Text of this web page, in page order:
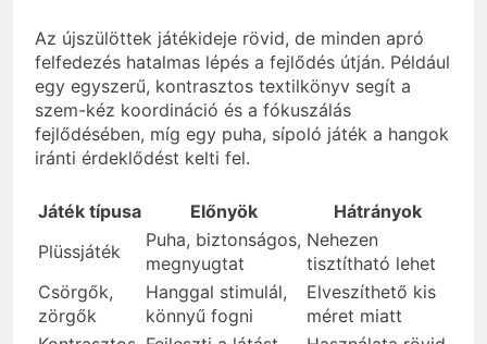
Az újszülöttek játékideje rövid, de minden apró
felfedezés hatalmas lépés a fejlődés útján. Például
egy egyszerű, kontrasztos textilkönyv segít a
szem-kéz koordináció és a fókuszálás
fejlődésében, míg egy puha, sípoló játék a hangok
iránti érdeklődést kelti fel.
Játék típusa Előnyök
Hátrányok
Plüssjáték
Puha, biztonságos,
megnyugtat
Nehezen
tisztítható lehet
Csörgők,
zörgők
Hanggal stimulál,
könnyű fogni
Elveszíthető kis
méret miatt